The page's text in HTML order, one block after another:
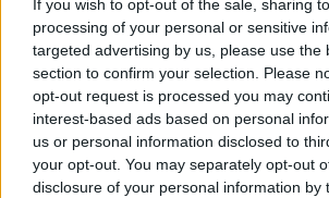
If you wish to opt-out of the sale, sharing
processing of your personal or sensitive
targeted advertising by us, please use the
section to confirm your selection. Please
opt-out request is processed you may
interest-based ads based on personal
us or personal information disclosed to
your opt-out. You may separately opt-out
disclosure of your personal information by